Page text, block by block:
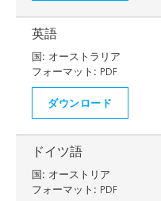
英語
国: オーストラリア
フォーマット: PDF
ダウンロード
ドイツ語
国: オーストリア
フォーマット: PDF